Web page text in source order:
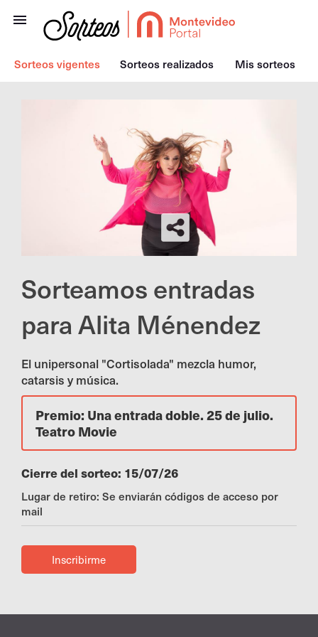
Sorteos vigentes Sorteos realizados Mis sorteos
Sorteamos entradas
para Alita Ménendez
El unipersonal "Cortisolada" mezcla humor,
catarsis y música.
Premio: Una entrada doble. 25 de julio.
Teatro Movie
Cierre del sorteo: 15/07/26
Lugar de retiro: Se enviarán códigos de acceso por
mail
Inscribirme